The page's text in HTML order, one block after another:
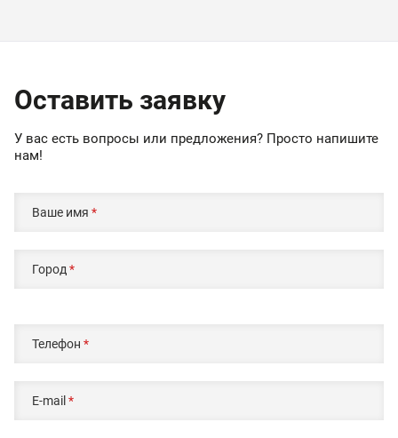
Оставить заявку
У вас есть вопросы или предложения? Просто напишите
нам!
Ваше имя *
Город *
Телефон *
E-mail *